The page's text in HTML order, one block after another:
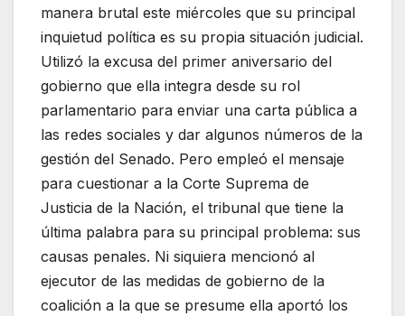
manera brutal este miércoles que su principal
inquietud política es su propia situación judicial.
Utilizó la excusa del primer aniversario del
gobierno que ella integra desde su rol
parlamentario para enviar una carta pública a
las redes sociales y dar algunos números de la
gestión del Senado. Pero empleó el mensaje
para cuestionar a la Corte Suprema de
Justicia de la Nación, el tribunal que tiene la
última palabra para su principal problema: sus
causas penales. Ni siquiera mencionó al
ejecutor de las medidas de gobierno de la
coalición a la que se presume ella aportó los